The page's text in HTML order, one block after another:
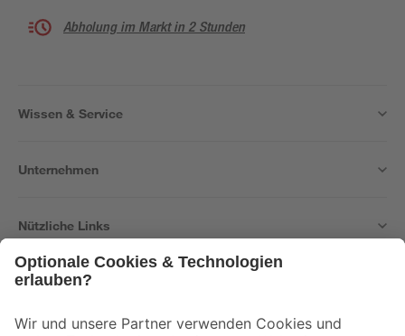
Abholung im Markt in 2 Stunden
Wissen & Service
Unternehmen
Nützliche Links
Der toom Newsletter: Keine Angebote und Aktionen mehr verpassen!